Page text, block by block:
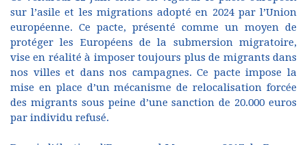
sur l’asile et les migrations adopté en 2024 par l’Union
européenne. Ce pacte, présenté comme un moyen de
protéger les Européens de la submersion migratoire,
vise en réalité à imposer toujours plus de migrants dans
nos villes et dans nos campagnes. Ce pacte impose la
mise en place d’un mécanisme de relocalisation forcée
des migrants sous peine d’une sanction de 20.000 euros
par individu refusé.